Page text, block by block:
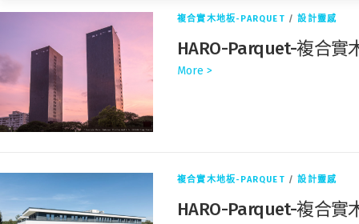
複合實木地板-PARQUET /設計靈感
HARO-Parquet-複合
More >
複合實木地板-PARQUET /設計靈感
HARO-Parquet-複合實